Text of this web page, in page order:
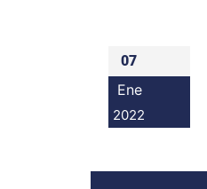
07
Ene
2022